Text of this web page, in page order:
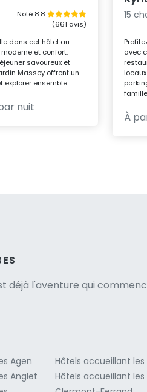
Noté 8.8
(661 avis)
dans cet hôtel au
et confort.
savoureux et
Massey offrent un
explorer ensemble.
nuit
15
avec
À
déjà l'aventure qui
Agen
Anglet
Hôtels accueillant
Hôtels accueillant